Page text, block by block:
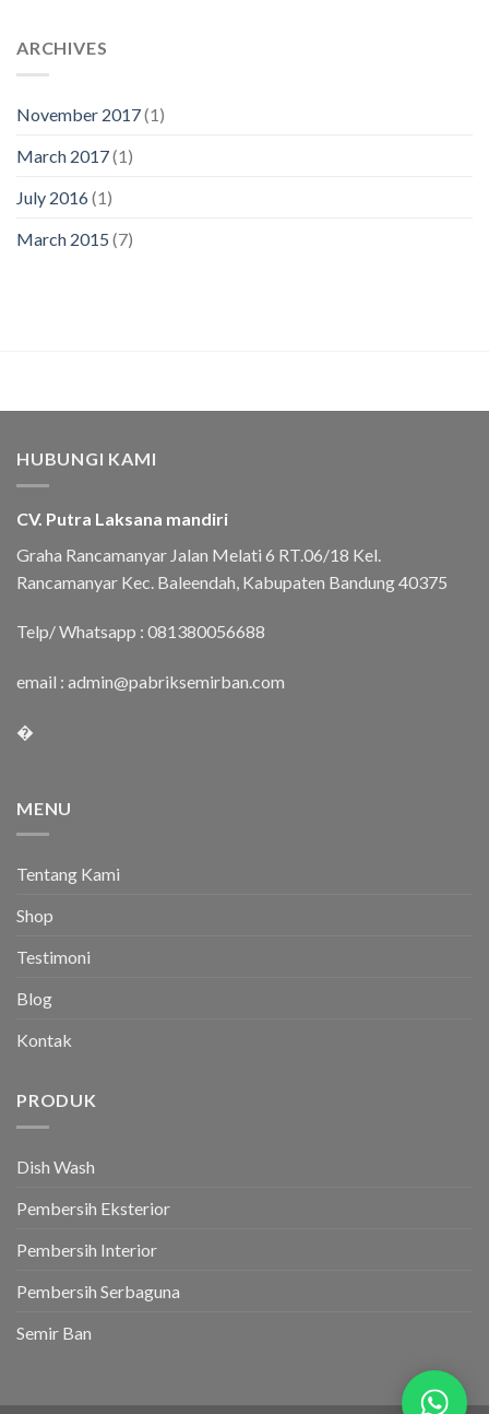
ARCHIVES
November 2017(1)
March 2017(1)
July 2016(1)
March 2015 (7)
HUBUNGI KAMI
CV. Putra Laksana mandiri
Graha Rancamanyar Jalan Melati 6 RT.06/18 Kel.
Rancamanyar Kec. Baleendah, Kabupaten Bandung 40375
Telp/ Whatsapp : 081380056688
email : admin@pabriksemirban.com
�
MENU
Tentang Kami
Shop
Testimoni
Blog
Kontak
PRODUK
Dish Wash
Pembersih Eksterior
Pembersih Interior
Pembersih Serbaguna
Semir Ban